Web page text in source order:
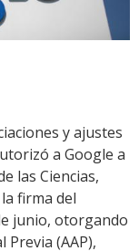
y ajustes
a Google a
las Ciencias,
firma del
junio, otorgando
(AAP),